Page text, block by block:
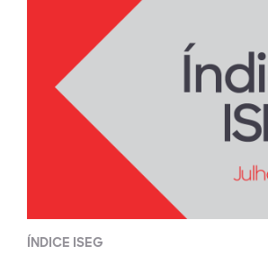
ÍNDICE ISEG